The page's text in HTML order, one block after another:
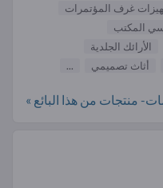
غرف المؤتمرات
المكتب
الأرائك الجلدية
أثاث تصميمي ...
منتجات من هذا البائع »